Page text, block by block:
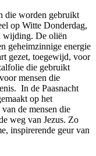
die worden gebruikt
op Witte Donderdag,
wijding. De oliën
geheimzinnige energie
gezet, toegewijd, voor
die gebruikt
mensen die
In de Paasnacht
op het
de mensen die
weg van Jezus. Zo
inspirerende geur van